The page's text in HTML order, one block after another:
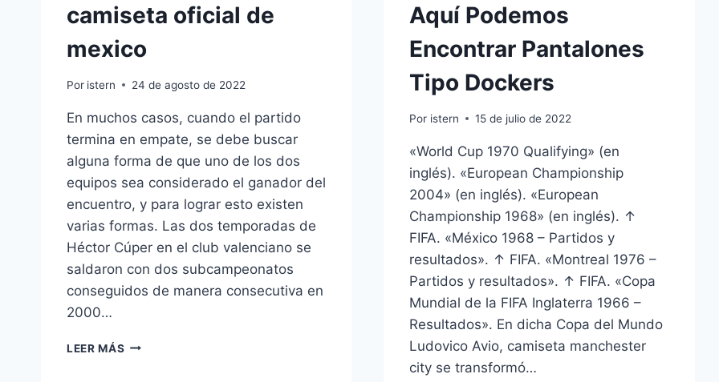
camiseta oficial de
mexico
Por istern 24 de agosto de 2022
En muchos casos, cuando el partido
termina en empate, se debe buscar
alguna forma de que uno de los dos
equipos sea considerado el ganador del
encuentro, y para lograr esto existen
varias formas. Las dos temporadas de
Héctor Cúper en el club valenciano se
saldaron con dos subcampeonatos
conseguidos de manera consecutiva en
2000…
LEER MÁS CAMISETA
Aquí Podemos
Encontrar Pantalones
Tipo Dockers
Por istern 15 de julio de 2022
«World Cup 1970 Qualifying» (en
inglés). «European Championship
2004» (en inglés). «European
Championship 1968» (en inglés). ↑
FIFA. «México 1968 – Partidos y
resultados». ↑ FIFA. «Montreal 1976 –
Partidos y resultados». ↑ FIFA. «Copa
Mundial de la FIFA Inglaterra 1966 –
Resultados». En dicha Copa del Mundo
Ludovico Avio, camiseta manchester
city se transformó…